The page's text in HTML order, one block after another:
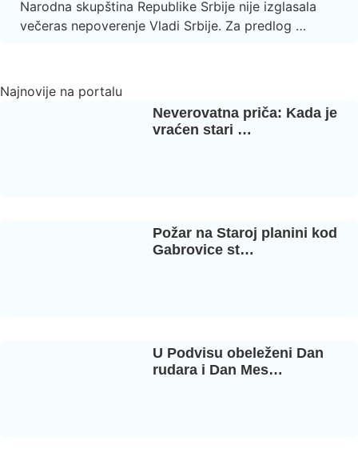
Narodna skupština Republike Srbije nije izglasala
večeras nepoverenje Vladi Srbije. Za predlog …
Najnovije na portalu
Neverovatna priča: Kada je
vraćen stari …
Požar na Staroj planini kod
Gabrovice st…
U Podvisu obeleženi Dan
rudara i Dan Mes…